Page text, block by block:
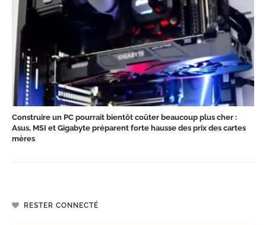
Construire un PC pourrait bientôt coûter beaucoup plus cher :
Asus, MSI et Gigabyte préparent forte hausse des prix des cartes
mères
RESTER CONNECTÉ